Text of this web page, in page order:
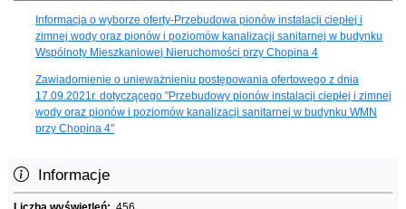
Informacja o wyborze oferty-Przebudowa pionów instalacji ciepłej i
zimnej wody oraz pionów i poziomów kanalizacji sanitarnej w budynku
Wspólnoty Mieszkaniowej Nieruchomości przy Chopina 4
Zawiadomienie o unieważnieniu postępowania ofertowego z dnia
17.09.2021r. dotyczącego "Przebudowy pionów instalacji ciepłej i zimnej
wody oraz pionów i poziomów kanalizacji sanitarnej w budynku WMN
przy Chopina 4"
Informacje